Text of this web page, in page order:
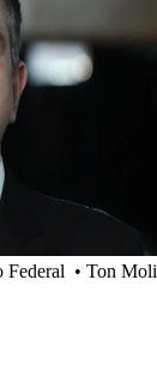
Federal • Ton